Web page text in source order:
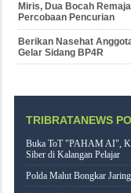
Miris, Dua Bocah
Percobaan Pencurian
Berikan Nasehat
Gelar Sidang BP4R
TRIBRATANEWS
Buka ToT "PAHAM AI",
Siber di Kalangan Pelajar
Polda Malut Bongkar